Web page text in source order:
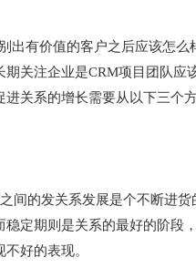
出有价值的客户之后应该怎
期关注企业是CRM项目团队
关系的增长需要从以下三个
间的发关系发展是个不断进
稳定期则是关系的最好的阶段
好的表现。